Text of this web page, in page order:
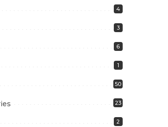
4
3
6
1
50
23
2